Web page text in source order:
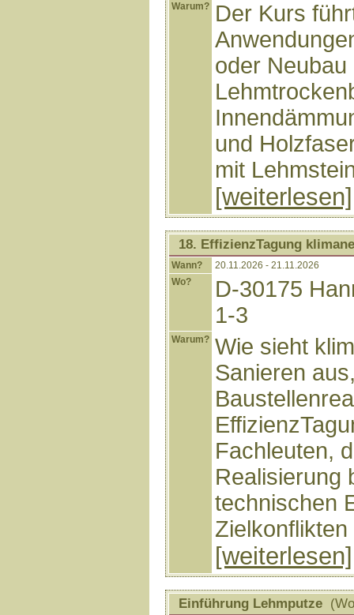
Warum?
Der Kurs
oder
und
mit
[weiterlesen]
18. EffizienzTagung
Wann?
20.11.2026 - 21.11.2026
Wo?
D-30175
1-3
Warum? Wie sieht
Sanieren
Fachleuten,
Realisierung
technischen
[weiterlesen]
Einführung Lehmputze